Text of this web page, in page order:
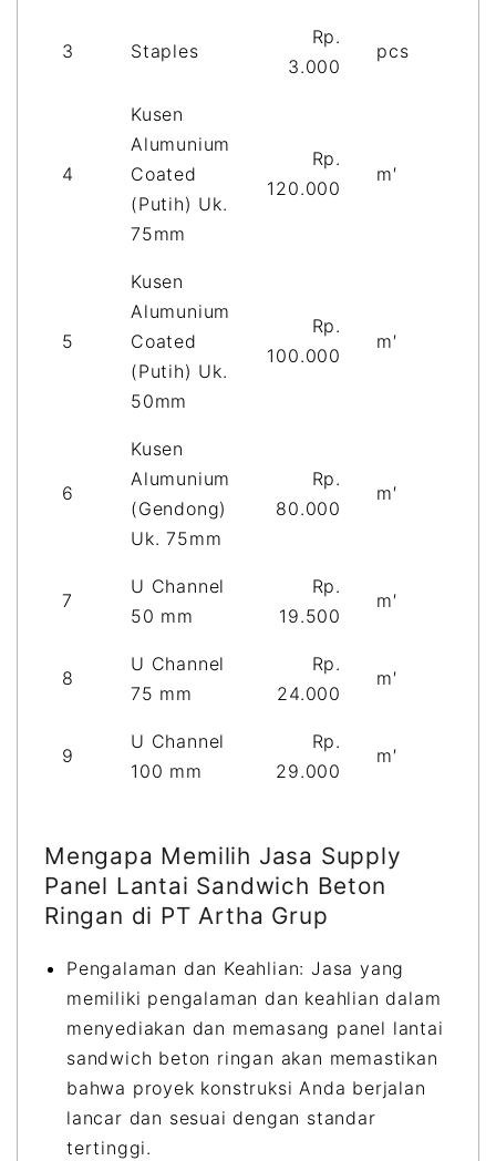
3 Staples
Rp.
3.000
pcs
4
Kusen
Alumunium
Coated
(Putih) Uk.
75mm
Rp.
120.000
m′
5
Kusen
Alumunium
Coated
(Putih) Uk.
50mm
Rp.
100.000
m′
6
Kusen
Alumunium
(Gendong)
Uk. 75mm
Rp.
80.000
m′
7
U Channel
50 mm
Rp.
19.500
m′
8
U Channel
75 mm
Rp.
24.000
m′
9
U Channel
100 mm
Rp.
29.000
m′
Mengapa Memilih Jasa Supply
Panel Lantai Sandwich Beton
Ringan di PT Artha Grup
Pengalaman dan Keahlian: Jasa yang
memiliki pengalaman dan keahlian dalam
menyediakan dan memasang panel lantai
sandwich beton ringan akan memastikan
bahwa proyek konstruksi Anda berjalan
lancar dan sesuai dengan standar
tertinggi.